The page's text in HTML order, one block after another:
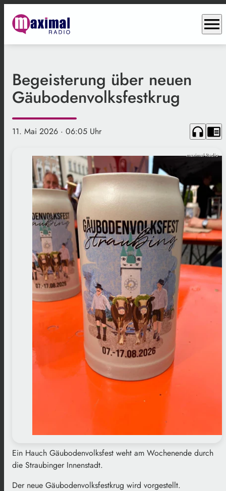
menu
Begeisterung über neuen
Gäubodenvolksfestkrug
11. Mai 2026 · 06:05 Uhr headphones chrome_reader_mode
maximal Radio
Ein Hauch Gäubodenvolksfest weht am Wochenende durch
die Straubinger Innenstadt.
Der neue Gäubodenvolksfestkrug wird vorgestellt.